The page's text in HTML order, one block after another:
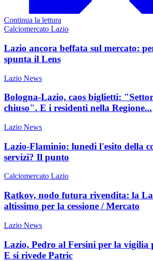
Continua la lettura
Calciomercato Lazio
Lazio ancora beffata sul mercato:
spunta il Lens
Lazio News
Bologna-Lazio, caos biglietti:
chiuso". E i residenti nella Regione...
Lazio News
Lazio-Flaminio: lunedì l'esito della
servizi? Il punto
Calciomercato Lazio
Ratkov, nodo futura rivendita: la
altissimo per la cessione / Mercato
Lazio News
Lazio, Pedro al Fersini per la vigilia
E si rivede Patric